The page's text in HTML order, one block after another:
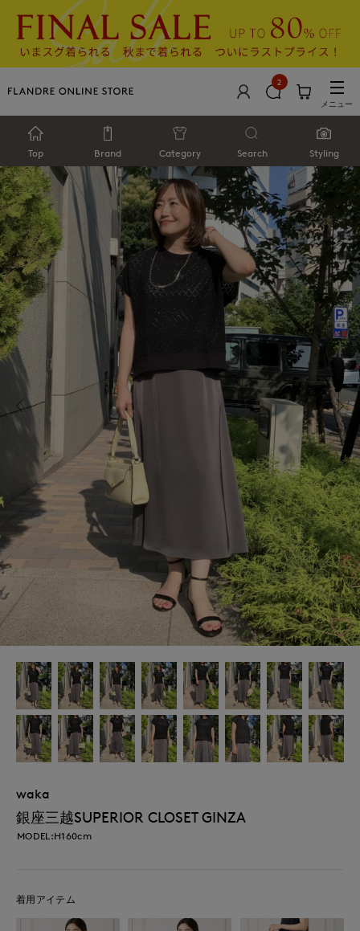
2
メニュー
Top Brand Category Search Styling
waka
銀座三越SUPERIOR CLOSET GINZA
MODEL:H160cm
着用アイテム